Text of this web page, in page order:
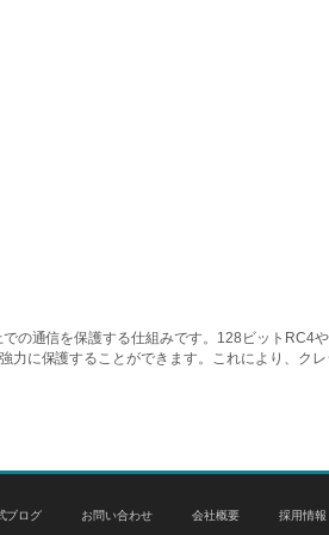
通信を保護する仕組みです。128ビットRC4
に保護することができます。これにより、ク
ブログ お問い合わせ 会社概要 採用情報